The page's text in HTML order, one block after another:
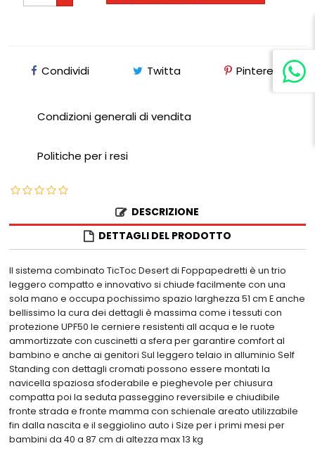
Condividi Twitta Pinterest
Condizioni generali di vendita
Politiche per i resi
DESCRIZIONE
DETTAGLI DEL PRODOTTO
Il sistema combinato TicToc Desert di Foppapedretti è un trio
leggero compatto e innovativo si chiude facilmente con una
sola mano e occupa pochissimo spazio larghezza 51 cm E anche
bellissimo la cura dei dettagli è massima come i tessuti con
protezione UPF50 le cerniere resistenti all acqua e le ruote
ammortizzate con cuscinetti a sfera per garantire comfort al
bambino e anche ai genitori Sul leggero telaio in alluminio Self
Standing con dettagli cromati possono essere montati la
navicella spaziosa sfoderabile e pieghevole per chiusura
compatta poi la seduta passeggino reversibile e chiudibile
fronte strada e fronte mamma con schienale areato utilizzabile
fin dalla nascita e il seggiolino auto i Size per i primi mesi per
bambini da 40 a 87 cm di altezza max 13 kg